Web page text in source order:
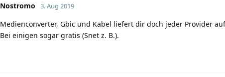
Nostromo 3. Aug 2019
Medienconverter, Gbic und Kabel liefert dir doch jeder Provider
Bei einigen sogar gratis (Snet z. B.).